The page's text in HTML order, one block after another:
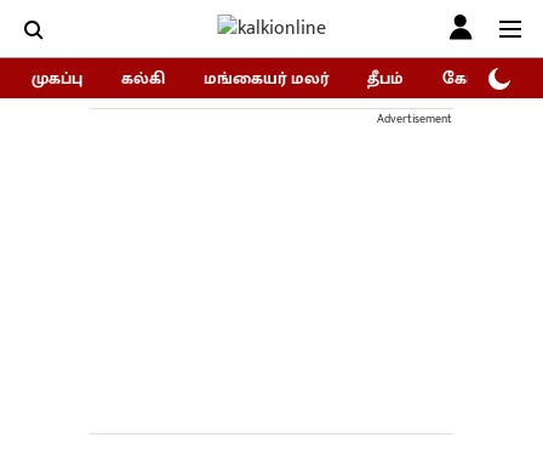
முகப்பு கல்கி மங்கையர் மலர் தீபம் கோகுலம்/
Advertisement